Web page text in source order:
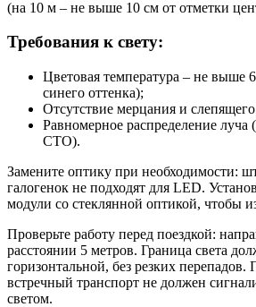
(на 10 м – не выше 10 см от отметки
Требования к свету:
Цветовая температура – не выше
синего оттенка);
Отсутствие мерцания и
Равномерное распределение луча
СТО).
Замените оптику при необходимости:
галогенок не подходят для LED.
модули со стеклянной оптикой, чтобы
Проверьте работу перед поездкой:
расстоянии 5 метров. Граница света
горизонтальной, без резких
встречный транспорт не должен
светом.